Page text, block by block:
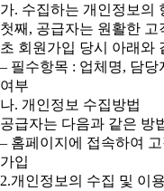
가. 수집하는 개인정보의
첫째, 공급자는 원활한 고
초 회원가입 당시 아래와
– 필수항목 : 업체명, 담당
여부
나. 개인정보 수집방법
공급자는 다음과 같은 방
– 홈페이지에 접속하여
가입
2.개인정보의 수집 및 이